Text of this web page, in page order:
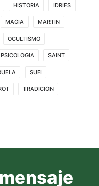
HISTORIA IDRIES
MAGIA MARTIN
OCULTISMO
PSICOLOGIA SAINT
SUFI
TRADICION